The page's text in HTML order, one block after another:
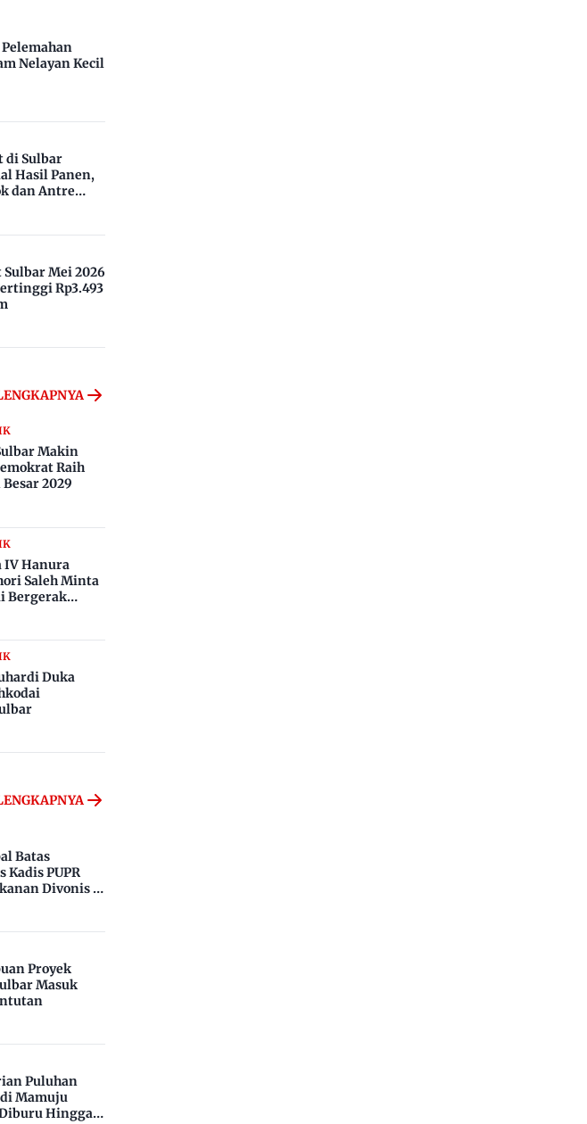
Nelayan Kecil
di Sulbar
Hasil Panen,
dan Antre
Mei 2026
Rp3.493
Makin
Raih
2029
IV Hanura
Saleh Minta
Bergerak
Duka
Batas
Kadis PUPR
Divonis 6
Proyek
Masuk
Puluhan
Mamuju
Hingga